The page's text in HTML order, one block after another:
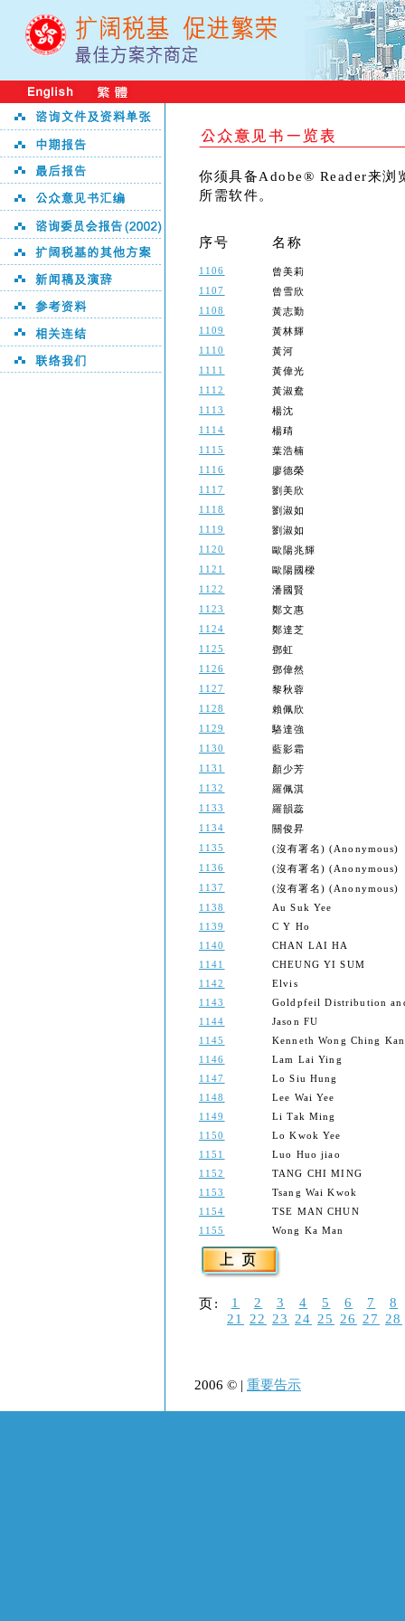
你须具备Adobe® Reader来浏
所需软件。
序号 名称
1106
曾美莉
1107
曾雪欣
1108
黃志勤
1109
黃林輝
1110
黃河
1111
黃偉光
1112
黃淑鴦
1113
楊沈
1114
楊靕
1115
葉浩楠
1116
廖德榮
1117
劉美欣
1118
劉淑如
1119
劉淑如
1120
歐陽兆輝
1121
歐陽國樑
1122
潘國賢
1123
鄭文惠
1124
鄭達芝
1125
鄧虹
1126
鄧偉然
1127
黎秋蓉
1128
賴佩欣
1129
駱達強
1130
藍影霜
1131
顏少芳
1132
羅佩淇
1133
羅韻蕊
1134
關俊昇
1135
(沒有署名) (Anonymous)
1136
(沒有署名) (Anonymous)
1137
(沒有署名) (Anonymous)
1138
Au Suk Yee
1139
C Y Ho
1140
CHAN LAI HA
1141
CHEUNG YI SUM
1142
Elvis
1143
Goldpfeil Distribution
1144
Jason FU
1145
Kenneth Wong Ching Kan
1146
Lam Lai Ying
1147
Lo Siu Hung
1148
Lee Wai Yee
1149
Li Tak Ming
1150
Lo Kwok Yee
1151
Luo Huo jiao
1152
TANG CHI MING
1153
Tsang Wai Kwok
1154
TSE MAN CHUN
1155
Wong Ka Man
页: 1 2 3 4 5 6 7
8
21
22 23 24 25 26 27 28
2006 © | 重要告示